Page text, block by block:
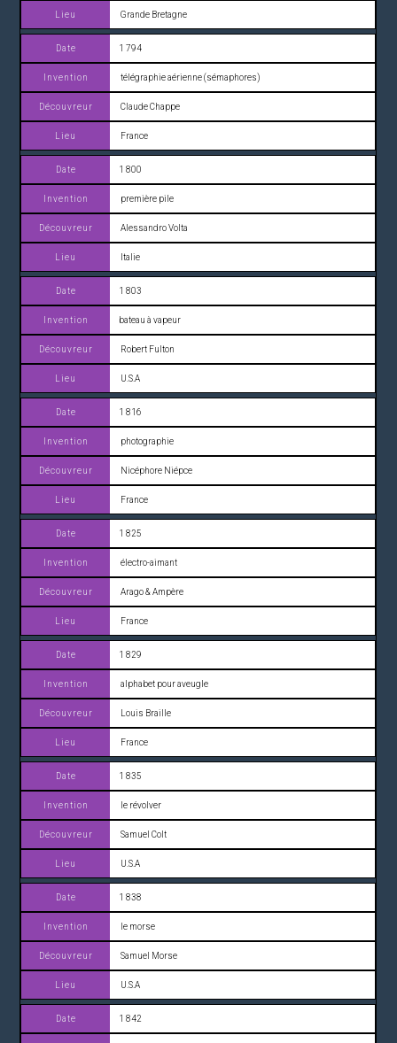
Grande Bretagne
1 794
télégraphie aérienne (sémaphores)
Claude Chappe
France
1 800
première pile
Alessandro Volta
Italie
1 803
bateau à vapeur
Robert Fulton
U.S.A
1 816
photographie
Nicéphore Niépce
France
1 825
électro-aimant
Arago & Ampère
France
1 829
alphabet pour aveugle
Louis Braille
France
1 835
le révolver
Samuel Colt
U.S.A
1 838
le morse
Samuel Morse
U.S.A
1 842